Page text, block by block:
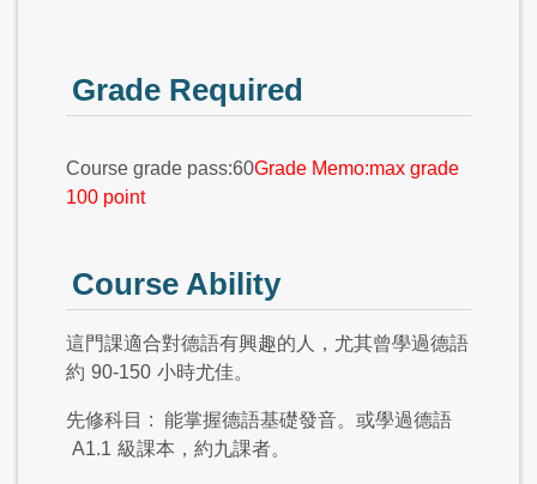
Grade Required
Course grade pass:60Grade Memo:max grade
100 point
Course Ability
這門課適合對德語有興趣的人，尤其曾學過德語
約 90-150 小時尤佳。
先修科目 : 能掌握德語基礎發音。或學過德語
A1.1 級課本，約九課者。